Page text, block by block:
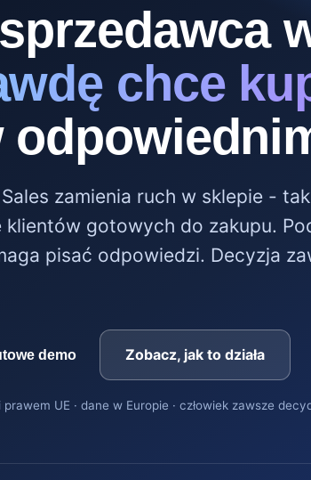
chce
zamienia ruch w sklepie -
gotowych do zakupu.
pisać odpowiedzi. Decyzja
demo Zobacz, jak to działa
prawem UE · dane w Europie · człowiek zawsze